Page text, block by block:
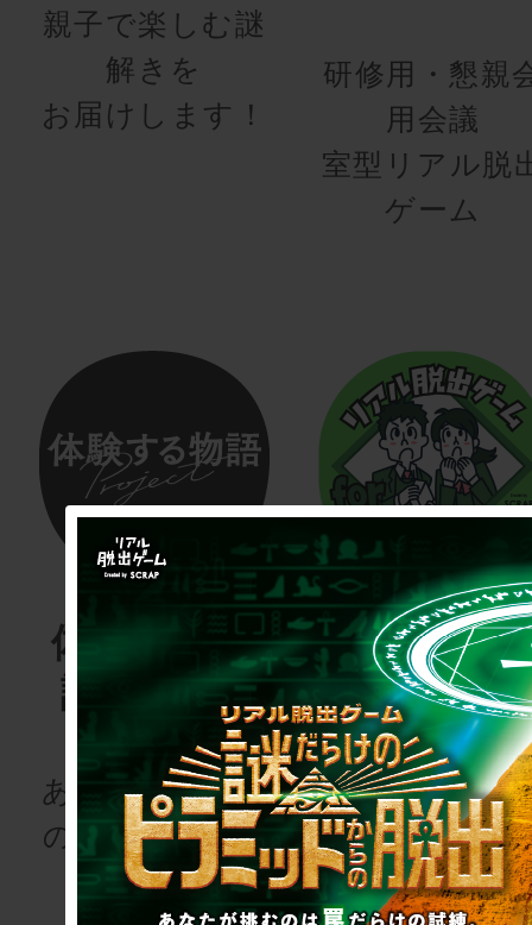
親子で楽しむ謎
解きを
お届けします！
研修用・懇親
用会議
室型リアル脱
ゲーム
体験する物
語project
あなたも、物語
の登場人物にな
りませんか
リアル脱
ゲーム
for
次の授業は“謎
き”!?